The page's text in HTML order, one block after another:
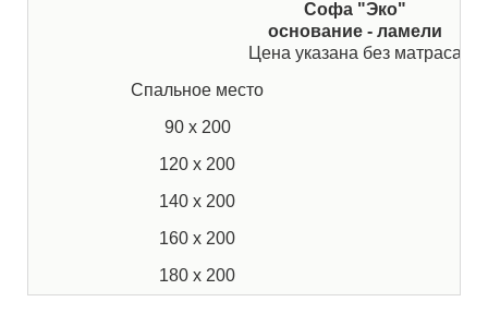
Софа "Эко"
основание - ламели
Цена указана без матраса
Спальное место
90 х 200
120 х 200
140 х 200
160 х 200
180 х 200